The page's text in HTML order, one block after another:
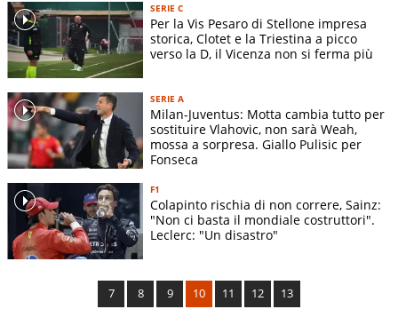
SERIE C
Per la Vis Pesaro di Stellone impresa
storica, Clotet e la Triestina a picco
verso la D, il Vicenza non si ferma più
SERIE A
Milan-Juventus: Motta cambia tutto per
sostituire Vlahovic, non sarà Weah,
mossa a sorpresa. Giallo Pulisic per
Fonseca
F1
Colapinto rischia di non correre, Sainz:
"Non ci basta il mondiale costruttori".
Leclerc: "Un disastro"
7 8 9 10 11 12 13